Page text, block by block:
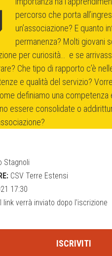
percorso che porta
un’associazione? E quanto
permanenza? Molti giovani
per curiosità… e se
Che tipo di rapporto c’è
e qualità del servizio?
definiamo una competenza
essere consolidate o
Stagnoli
CSV Terre Estensi
17:30
link verrà inviato dopo l'iscrizione
ISCRIVITI